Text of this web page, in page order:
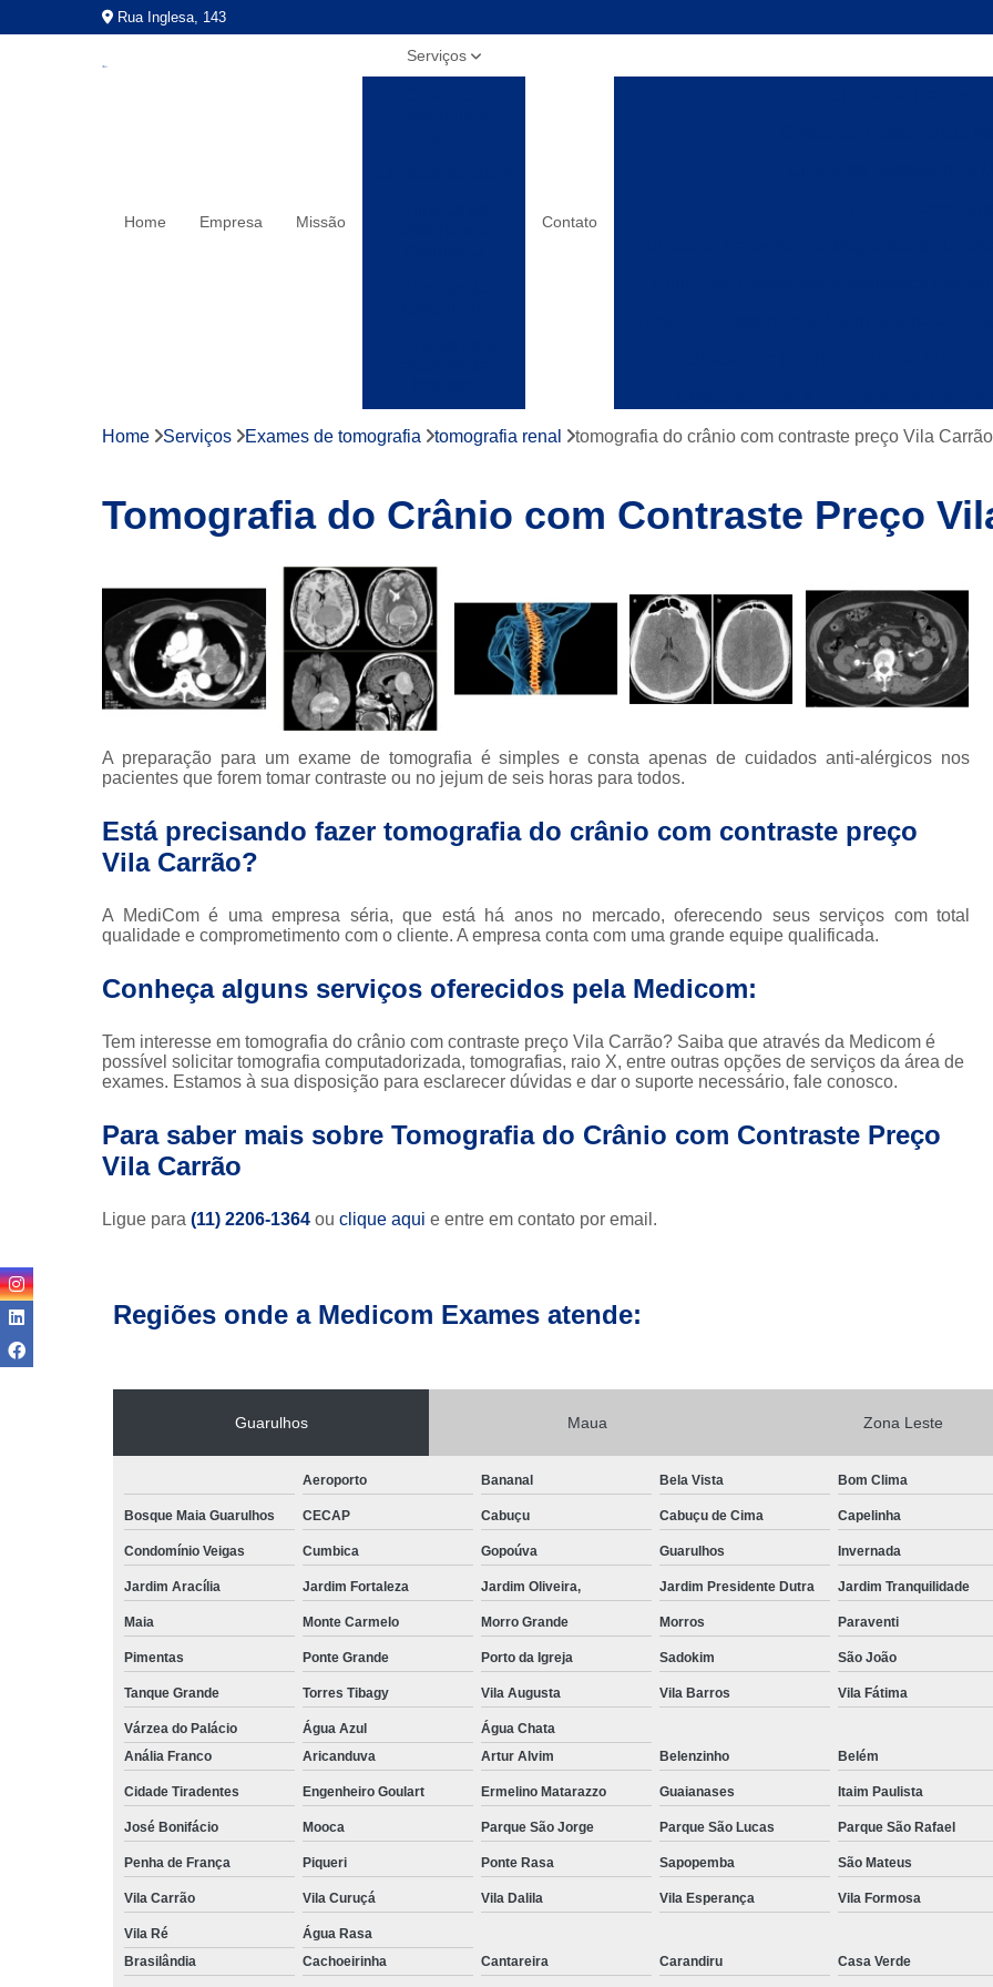
Rua Inglesa, 143
Home Empresa Missão
Serviços
populares
imagem
Exames de
ressonância
magnética
Exames de
tomografia
Exames de
tomografia
computadorizada
Ressonâncias
computadorizada
Tomografias
Contato
Laboratórios de Raio X
Clínica de
Clínica de
Ressonância Magnética
Clínica de Tomografia de Coluna
Clínica para Fazer Tomografia
Clínica para Fazer Tomografia do Abdome
Clínica para Tomografia
Clínica para Tomografia de Coluna
Clínica de Exames por Imagem
Clínica para Exames
Clínica para Exames de
Clínicas para Exame de Tomografia da Face
Clínicas para Exame de
Clínicas para Exame de
Exame de Imagem de
Exame de Imagem de
Exame de Imagem de
Exame de Imagem de
Exame de Imagem de
Exame de Imagem de
Exame de Imagem de
Exame de Imagem
Exame de Imagem Tomografia do Crânio
Ressonância Magnética Abdominal e
Ressonância Magnética Cerebral
Ressonância Magnética de Abdome Superior
Ressonância Magnética do Coração
Ressonância Magnética
Home Serviços Exames de tomografia tomografia renal tomografia do crânio com contraste preço Vila Carrão
Tomografia do Crânio com Contraste Preço
A preparação para um exame de tomografia é simples e consta apenas de cuidados anti-alérgicos nos
pacientes que forem tomar contraste ou no jejum de seis horas para todos.
Está precisando fazer tomografia do crânio com contraste preço
Vila Carrão?
A MediCom é uma empresa séria, que está há anos no mercado, oferecendo seus serviços com total
qualidade e comprometimento com o cliente. A empresa conta com uma grande equipe qualificada.
Conheça alguns serviços oferecidos pela Medicom:
Tem interesse em tomografia do crânio com contraste preço Vila Carrão? Saiba que através da Medicom é
possível solicitar tomografia computadorizada, tomografias, raio X, entre outras opções de serviços da área de
exames. Estamos à sua disposição para esclarecer dúvidas e dar o suporte necessário, fale conosco.
Para saber mais sobre Tomografia do Crânio com Contraste Preço
Vila Carrão
Ligue para (11) 2206-1364 ou clique aqui e entre em contato por email.
Regiões onde a Medicom Exames atende:
Guarulhos Maua Zona Leste
Aeroporto Bananal Bela Vista Bom Clima
Bosque Maia Guarulhos CECAP Cabuçu Cabuçu de Cima Capelinha
Condomínio Veigas Cumbica Gopoúva Guarulhos Invernada
Jardim Aracília Jardim Fortaleza Jardim Oliveira, Jardim Presidente Dutra Jardim Tranquilidade
Maia Monte Carmelo Morro Grande Morros Paraventi
Pimentas Ponte Grande Porto da Igreja Sadokim São João
Tanque Grande Torres Tibagy Vila Augusta Vila Barros Vila Fátima
Várzea do Palácio Água Azul
Água Chata
Anália Franco
Aricanduva Artur Alvim Belenzinho Belém
Cidade Tiradentes Engenheiro Goulart Ermelino Matarazzo Guaianases Itaim Paulista
José Bonifácio Mooca Parque São Jorge Parque São Lucas Parque São Rafael
Penha de França Piqueri Ponte Rasa Sapopemba São Mateus
Vila Carrão Vila Curuçá Vila Dalila Vila Esperança Vila Formosa
Vila Ré
Água Rasa
Brasilândia
Cachoeirinha Cantareira Carandiru Casa Verde